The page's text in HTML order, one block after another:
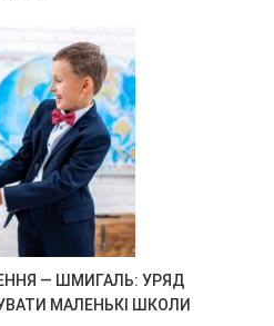
— ШМИГАЛЬ: УРЯД
МАЛЕНЬКІ ШКОЛИ